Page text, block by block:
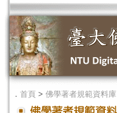
． 首頁 > 佛學著者規範資料庫